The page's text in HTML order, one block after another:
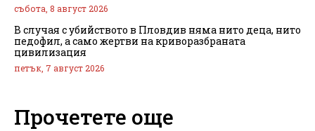
събота, 8 август 2026
В случая с убийството в Пловдив няма нито деца, нито
педофил, а само жертви на криворазбраната
цивилизация
петък, 7 август 2026
Прочетете още